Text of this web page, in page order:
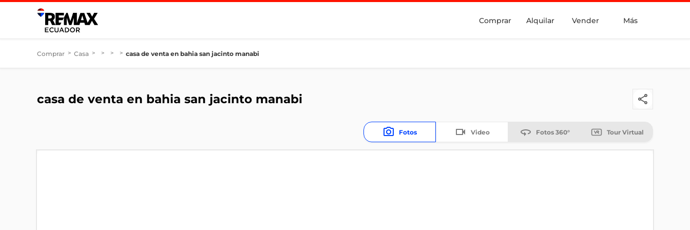
Comprar Alquilar Vender Más
Comprar > Casa > > > > casa de venta en bahia san jacinto manabi
casa de venta en bahia san jacinto manabi
Fotos Video Fotos 360° Tour Virtual